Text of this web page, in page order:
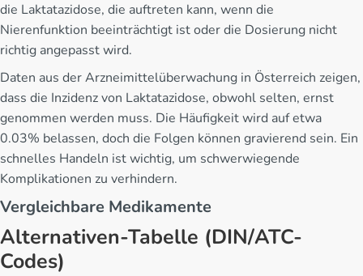
die Laktatazidose, die auftreten kann, wenn die
Nierenfunktion beeinträchtigt ist oder die Dosierung nicht
richtig angepasst wird.
Daten aus der Arzneimittelüberwachung in Österreich zeigen,
dass die Inzidenz von Laktatazidose, obwohl selten, ernst
genommen werden muss. Die Häufigkeit wird auf etwa
0.03% belassen, doch die Folgen können gravierend sein. Ein
schnelles Handeln ist wichtig, um schwerwiegende
Komplikationen zu verhindern.
Vergleichbare Medikamente
Alternativen-Tabelle (DIN/ATC-
Codes)